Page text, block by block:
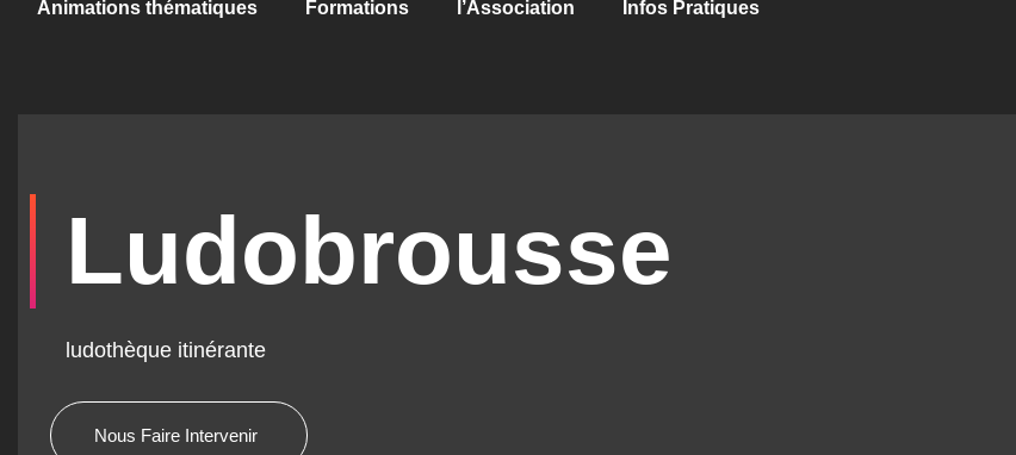
Animations thématiques Formations l’Association Infos Pratiques
Ludobrousse
ludothèque itinérante
Nous Faire Intervenir